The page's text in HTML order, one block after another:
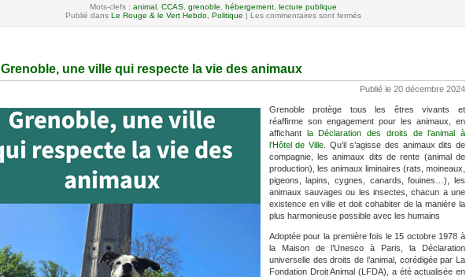
Mots-clefs : animal CCAS grenoble hébergement lecture publique
Publié dans Le Rouge & le Vert Hebdo Politique | Les commentaires sont fermés
Grenoble, une ville qui respecte la vie des animaux
Publié le 20 décembre 2024
Grenoble protège tous les êtres vivants et
réaffirme son engagement pour les animaux, en
affichant la Déclaration des droits de l’animal à
l’Hôtel de Ville . Qu’il s’agisse des animaux dits de
compagnie, les animaux dits de rente (animal de
production), les animaux liminaires (rats, moineaux,
pigeons, lapins, cygnes, canards, fouines…), les
animaux sauvages ou les insectes, chacun a une
existence en ville et doit cohabiter de la manière la
plus harmonieuse possible avec les humains
Adoptée pour la première fois le 15 octobre 1978 à
la Maison de l’Unesco à Paris, la Déclaration
universelle des droits de l’animal, corédigée par La
Fondation Droit Animal (LFDA), a été actualisée en